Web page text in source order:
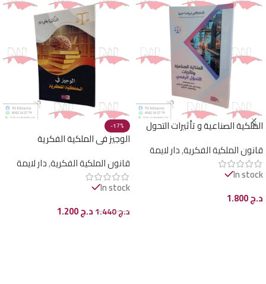
الملكية الصناعية و تأثيرات التحول
قانون الملكية الفكرية,دار لايمة
In stock
د.ج
-17%
الوجيز في الملكية الفكرية
قانون الملكية الفكرية,دار لايمة
In stock
د.ج1.440 د.ج